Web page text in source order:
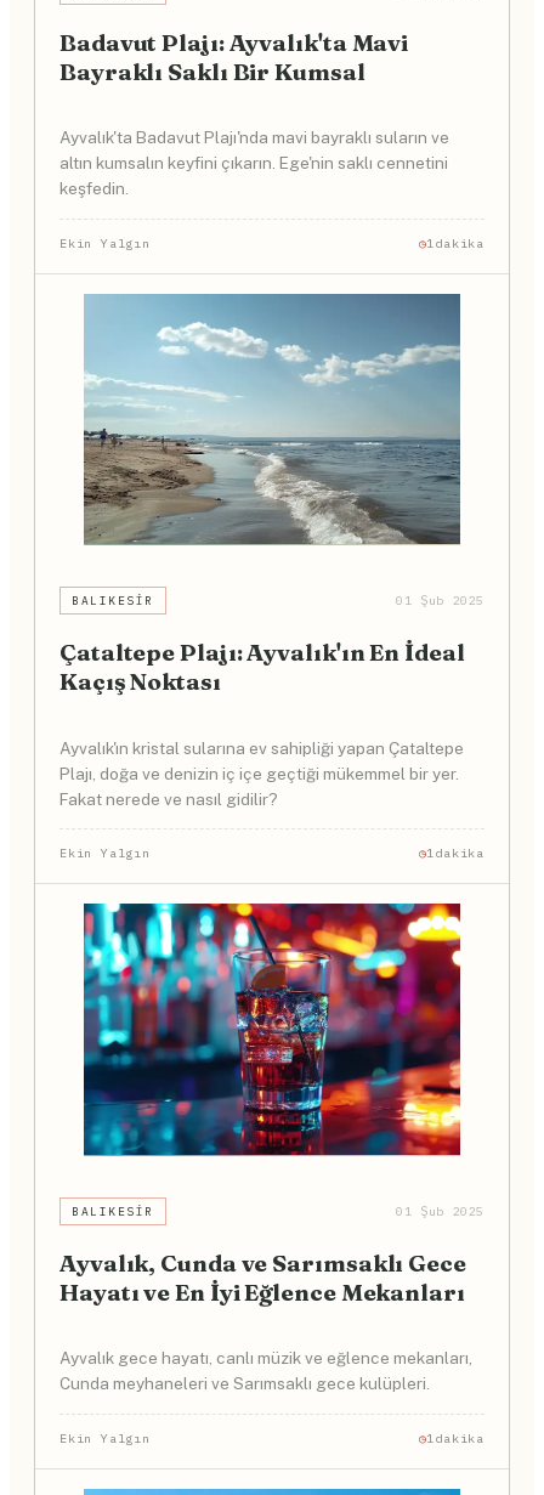
Badavut Plajı: Ayvalık'ta Mavi
Bayraklı Saklı Bir Kumsal
Ayvalık'ta Badavut Plajı'nda mavi bayraklı suların ve
altın kumsalın keyfini çıkarın. Ege'nin saklı cennetini
keşfedin.
Ekin Yalgın 1dakika
BALIKESIR 01 Şub 2025
Çataltepe Plajı: Ayvalık'ın En İdeal
Kaçış Noktası
Ayvalık'ın kristal sularına ev sahipliği yapan Çataltepe
Plajı, doğa ve denizin iç içe geçtiği mükemmel bir yer.
Fakat nerede ve nasıl gidilir?
Ekin Yalgın 1dakika
BALIKESIR 01 Şub 2025
Ayvalık, Cunda ve Sarımsaklı Gece
Hayatı ve En İyi Eğlence Mekanları
Ayvalık gece hayatı, canlı müzik ve eğlence mekanları,
Cunda meyhaneleri ve Sarımsaklı gece kulüpleri.
Ekin Yalgın 1dakika